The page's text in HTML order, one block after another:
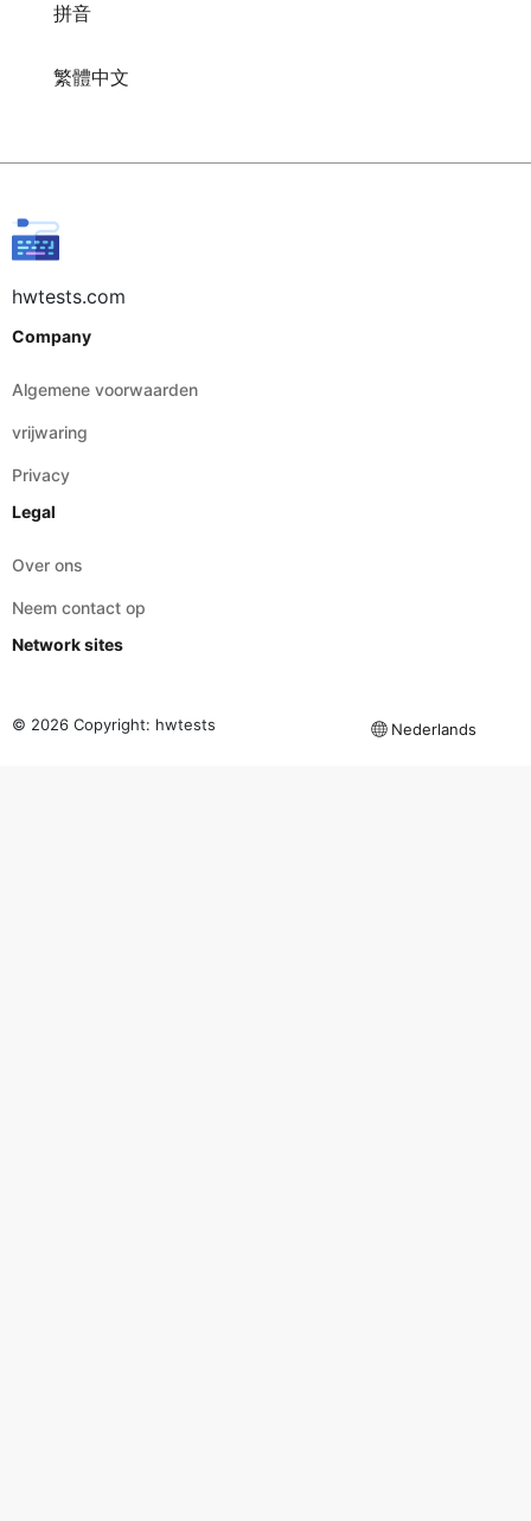
拼音
繁體中文
hwtests.com
Company
Algemene voorwaarden
vrijwaring
Privacy
Legal
Over ons
Neem contact op
Network sites
© 2026 Copyright: hwtests Nederlands